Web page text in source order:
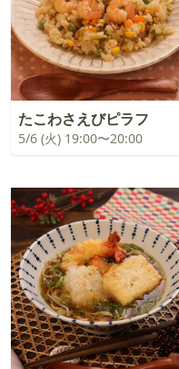
たこわさえびピラフ
5/6 (火) 19:00〜20:00